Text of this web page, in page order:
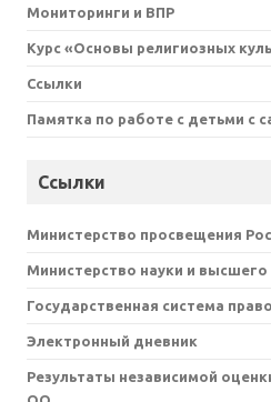
Мониторинги и ВПР
Курс «Основы религиозных
Ссылки
Памятка по работе с детьми с
Ссылки
Министерство просвещения
Министерство науки и
Государственная система
Электронный дневник
Результаты независимой